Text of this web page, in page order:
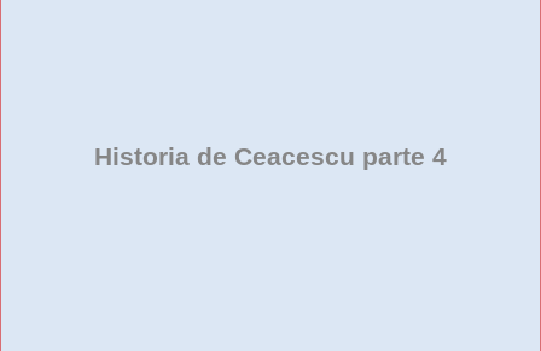
Historia de Ceacescu parte 4